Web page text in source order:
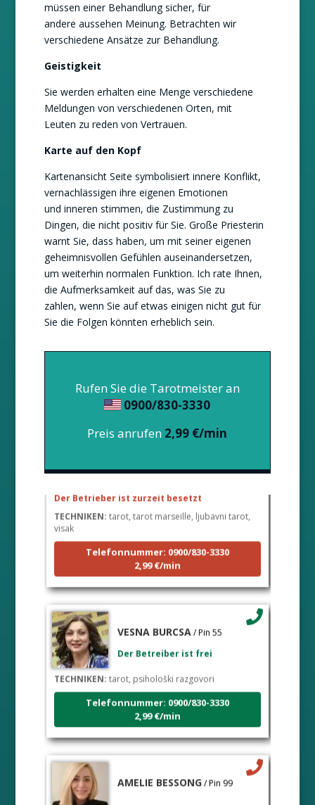
müssen einer Behandlung sicher, für
andere aussehen Meinung. Betrachten wir
verschiedene Ansätze zur Behandlung.
Geistigkeit
Sie werden erhalten eine Menge verschiedene
Meldungen von verschiedenen Orten, mit
Leuten zu reden von Vertrauen.
Karte auf den Kopf
Kartenansicht Seite symbolisiert innere Konflikt,
vernachlässigen ihre eigenen Emotionen
und inneren stimmen, die Zustimmung zu
Dingen, die nicht positiv für Sie. Große Priesterin
warnt Sie, dass haben, um mit seiner eigenen
geheimnisvollen Gefühlen auseinandersetzen,
um weiterhin normalen Funktion. Ich rate Ihnen,
die Aufmerksamkeit auf das, was Sie zu
zahlen, wenn Sie auf etwas einigen nicht gut für
Sie die Folgen könnten erheblich sein.
Rufen Sie die Tarotmeister an
0900/830-3330
Preis anrufen 2,99 €/min
visak
Telefonnummer: 0900/830-3330
2,99 €/min
TECHNIKEN:tarot, psihološki razgovori
Telefonnummer: 0900/830-3330
2,99 €/min